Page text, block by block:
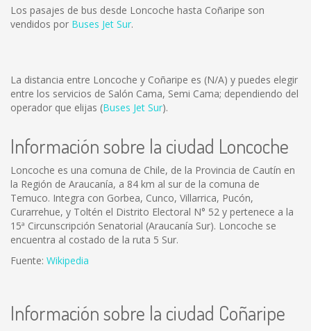
Los pasajes de bus desde Loncoche hasta Coñaripe son
vendidos por Buses Jet Sur.
La distancia entre Loncoche y Coñaripe es (N/A) y puedes elegir
entre los servicios de Salón Cama, Semi Cama; dependiendo del
operador que elijas (Buses Jet Sur).
Información sobre la ciudad Loncoche
Loncoche es una comuna de Chile, de la Provincia de Cautín en
la Región de Araucanía, a 84 km al sur de la comuna de
Temuco. Integra con Gorbea, Cunco, Villarrica, Pucón,
Curarrehue, y Toltén el Distrito Electoral N° 52 y pertenece a la
15ª Circunscripción Senatorial (Araucanía Sur). Loncoche se
encuentra al costado de la ruta 5 Sur.
Fuente: Wikipedia
Información sobre la ciudad Coñaripe